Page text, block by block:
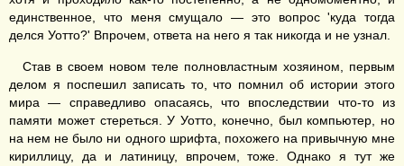
единственное, что меня смущало — это вопрос 'куда тогда
делся Уотто?' Впрочем, ответа на него я так никогда и не узнал.
Став в своем новом теле полновластным хозяином, первым
делом я поспешил записать то, что помнил об истории этого
мира — справедливо опасаясь, что впоследствии что-то из
памяти может стереться. У Уотто, конечно, был компьютер, но
на нем не было ни одного шрифта, похожего на привычную мне
кириллицу, да и латиницу, впрочем, тоже. Однако я тут же